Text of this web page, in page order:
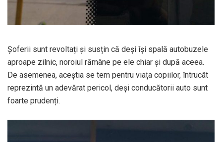
Șoferii sunt revoltați și susțin că deși își spală autobuzele
aproape zilnic, noroiul rămâne pe ele chiar și după aceea.
De asemenea, aceștia se tem pentru viața copiilor, întrucât
reprezintă un adevărat pericol, deși conducătorii auto sunt
foarte prudenți.